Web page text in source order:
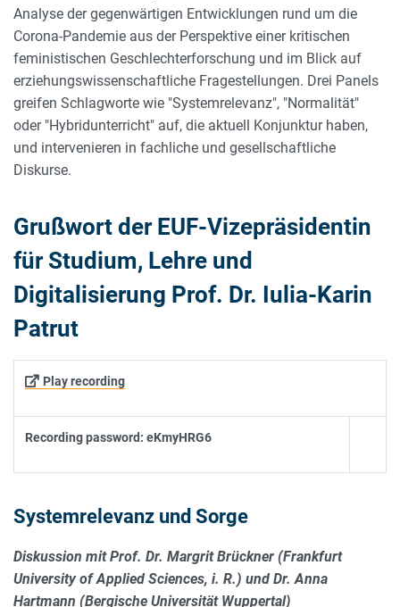
Analyse der gegenwärtigen Entwicklungen rund um die
Corona-Pandemie aus der Perspektive einer kritischen
feministischen Geschlechterforschung und im Blick auf
erziehungswissenschaftliche Fragestellungen. Drei Panels
greifen Schlagworte wie "Systemrelevanz", "Normalität"
oder "Hybridunterricht" auf, die aktuell Konjunktur haben,
und intervenieren in fachliche und gesellschaftliche
Diskurse.
Grußwort der EUF-Vizepräsidentin
für Studium, Lehre und
Digitalisierung Prof. Dr. Iulia-Karin
Patrut
Play recording
Recording password: eKmyHRG6
Systemrelevanz und Sorge
Diskussion mit Prof. Dr. Margrit Brückner (Frankfurt
University of Applied Sciences, i. R.) und Dr. Anna
Hartmann (Bergische Universität Wuppertal)